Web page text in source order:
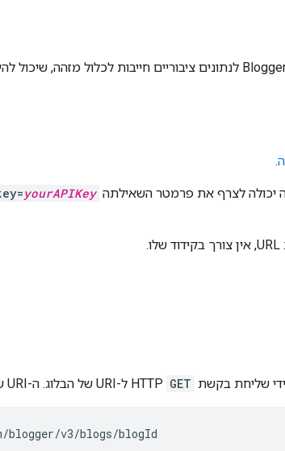
.
yourAPIKey
שליחת בקשת GET
blogger/v3/blogs/blogId